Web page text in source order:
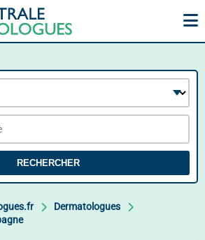
RECHERCHER
Dermatologues